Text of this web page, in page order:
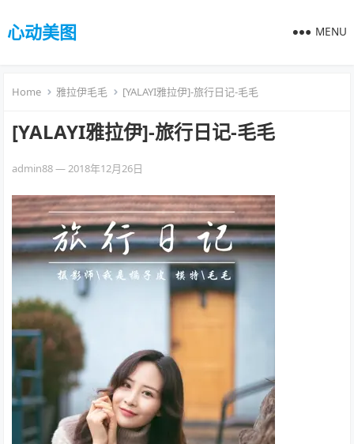
心动美图 MENU
Home 雅拉伊毛毛 [YALAYI雅拉伊]-旅行日记-毛毛
[YALAYI雅拉伊]-旅行日记-毛毛
admin88—2018年12月26日